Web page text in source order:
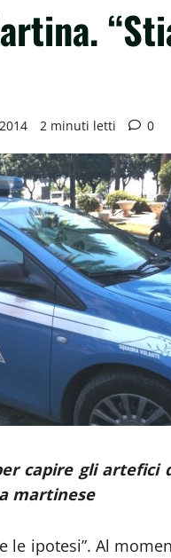
2 minuti letti 0
capire gli
martinese
le ipotesi”. Al